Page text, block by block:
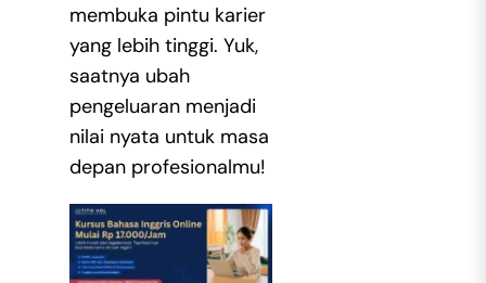
membuka pintu karier
yang lebih tinggi. Yuk,
saatnya ubah
pengeluaran menjadi
nilai nyata untuk masa
depan profesionalmu!